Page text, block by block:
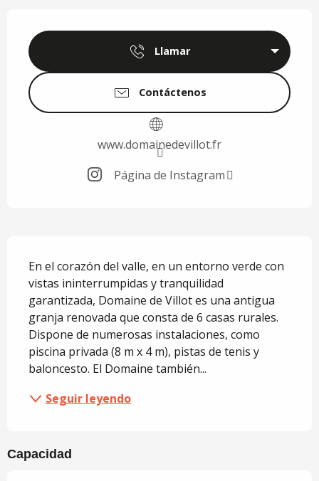
Llamar
Contáctenos
www.domainedevillot.fr
Página de Instagram
En el corazón del valle, en un entorno verde con
vistas ininterrumpidas y tranquilidad
garantizada, Domaine de Villot es una antigua
granja renovada que consta de 6 casas rurales.
Dispone de numerosas instalaciones, como
piscina privada (8 m x 4 m), pistas de tenis y
baloncesto. El Domaine también...
Seguir leyendo
Capacidad